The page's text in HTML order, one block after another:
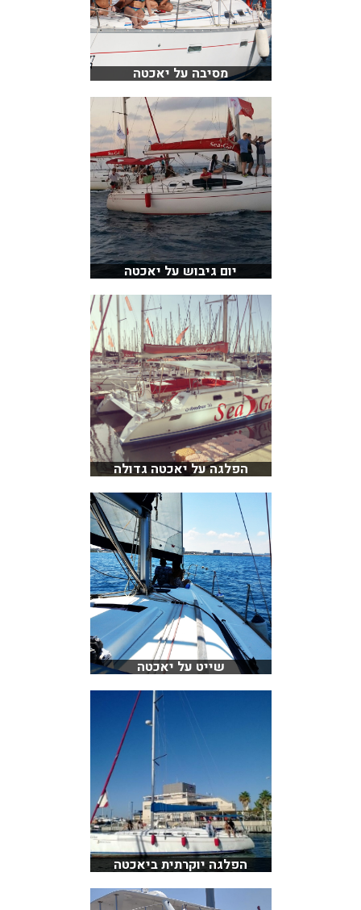
מסיבה על יאכטה
יום גיבוש על יאכטה
הפלגה על יאכטה גדולה
שייט על יאכטה
הפלגה יוקרתית ביאכטה